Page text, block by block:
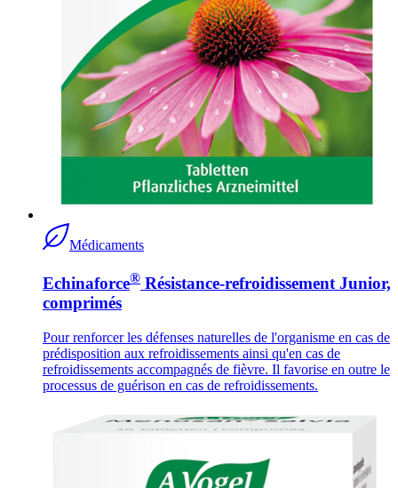
Médicaments
Echinaforce® Résistance-refroidissement Junior,
comprimés
Pour renforcer les défenses naturelles de l'organisme en cas de
prédisposition aux refroidissements ainsi qu'en cas de
refroidissements accompagnés de fièvre. Il favorise en outre le
processus de guérison en cas de refroidissements.